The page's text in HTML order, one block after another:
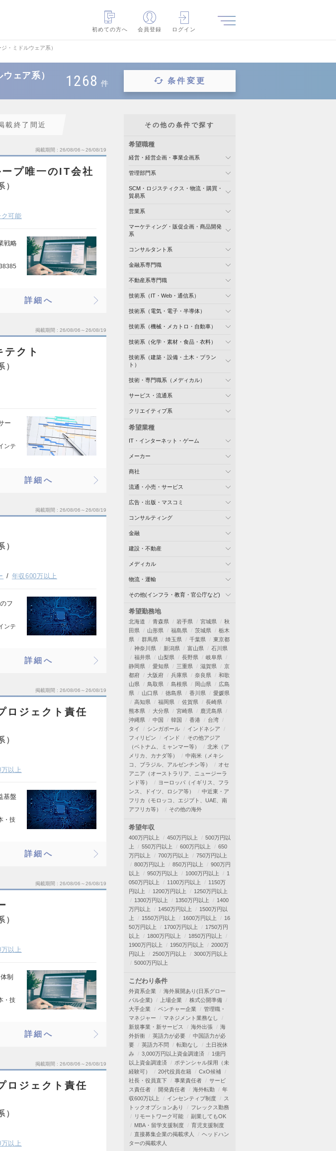
初めての方へ
会員登録 ログイン
・ミドルウェア系）
ェア系）
1268 件 条件変更
載終了間近
掲載期間 26/08/06～26/08/19
プ唯一のIT会社
）
ク可能
戦略
詳細へ
掲載期間 26/08/06～26/08/19
クト
）
ー
ンテ
詳細へ
掲載期間 26/08/06～26/08/19
）
年収600万以上
フ
ンテ
詳細へ
掲載期間 26/08/06～26/08/19
ロジェクト責任
）
以上
基盤
・技
詳細へ
掲載期間 26/08/06～26/08/19
）
以上
制
・技
詳細へ
掲載期間 26/08/06～26/08/19
ロジェクト責任
）
以上
その他の条件で探す
希望職種
経営・経営企画・事業企画系
管理部門系
SCM・ロジスティクス・物流・購買・
貿易系
営業系
マーケティング・販促企画・商品開発
系
コンサルタント系
金融系専門職
不動産系専門職
技術系（IT・Web・通信系）
技術系（電気・電子・半導体）
技術系（機械・メカトロ・自動車）
技術系（化学・素材・食品・衣料）
技術系（建築・設備・土木・プラン
ト）
技術・専門職系（メディカル）
サービス・流通系
クリエイティブ系
希望業種
IT・インターネット・ゲーム
メーカー
商社
流通・小売・サービス
広告・出版・マスコミ
コンサルティング
金融
建設・不動産
メディカル
物流・運輸
その他(インフラ・教育・官公庁など)
希望勤務地
北海道 青森県 岩手県 宮城県
秋
田県
山形県 福島県 茨城県
栃木
県
群馬県 埼玉県 千葉県
東京都
神奈川県
新潟県 富山県
石川県
福井県
山梨県 長野県
岐阜県
静岡県
愛知県 三重県 滋賀県
京
都府
大阪府 兵庫県 奈良県
和歌
山県
鳥取県 島根県 岡山県
広島
県
山口県 徳島県 香川県
愛媛県
高知県
福岡県 佐賀県
長崎県
熊本県
大分県 宮崎県
鹿児島県
沖縄県
中国 韓国 香港
台湾
タイ
シンガポール
インドネシア
フィリピン
インド
その他アジア
（ベトナム、ミャンマー等）
北米（ア
メリカ、カナダ等）
中南米（メキシ
コ、ブラジル、アルゼンチン等）
オセ
アニア（オーストラリア、ニュージーラ
ンド等）
ヨーロッパ（イギリス、フラ
ンス、ドイツ、ロシア等）
中近東・ア
フリカ（モロッコ、エジプト、UAE、南
アフリカ等）
その他の海外
希望年収
400万円以上 450万円以上
500万円以
上
550万円以上 600万円以上
650
万円以上
700万円以上
750万円以上
800万円以上
850万円以上
900万円
以上
950万円以上 1000万円以上
1
050万円以上
1100万円以上
1150万
円以上
1200万円以上
1250万円以上
1300万円以上
1350万円以上
1400
万円以上
1450万円以上
1500万円以
上
1550万円以上 1600万円以上
16
50万円以上
1700万円以上
1750万円
以上
1800万円以上
1850万円以上
1900万円以上
1950万円以上
2000万
円以上
2500万円以上
3000万円以上
5000万円以上
こだわり条件
外資系企業
海外展開あり(日系グロー
バル企業)
上場企業
株式公開準備
大手企業
ベンチャー企業
管理職・
マネジャー
マネジメント業務なし
新規事業・新サービス
海外出張
海
外折衝
英語力が必要
中国語力が必
要
英語力不問 転勤なし
土日祝休
み
3,000万円以上資金調達済
1億円
以上資金調達済
ポテンシャル採用（未
経験可）
20代役員在籍
CxO候補
社長・役員直下
事業責任者
サービ
ス責任者
開発責任者 海外転勤
年
収600万以上
インセンティブ制度
ス
トックオプションあり
フレックス勤務
リモートワーク可能
副業してもOK
MBA・留学支援制度
育児支援制度
直接募集企業の掲載求人
ヘッドハン
ターの掲載求人